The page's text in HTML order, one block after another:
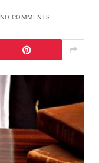
NO COMMENTS